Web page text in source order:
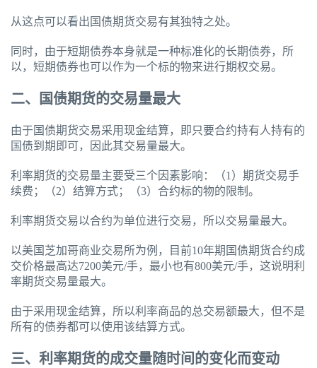
从这点可以看出国债期货交易有其独特之处。
同时，由于短期债券本身就是一种标准化的长期债券，所
以，短期债券也可以作为一个标的物来进行期权交易。
二、国债期货的交易量最大
由于国债期货交易采用现金结算，即只要合约持有人持有的
国债到期即可，因此其交易量最大。
利率期货的交易量主要受三个因素影响：（1）期货交易手
续费；（2）结算方式；（3）合约标的物的限制。
利率期货交易以合约为单位进行交易，所以交易量最大。
以美国芝加哥商业交易所为例，目前10年期国债期货合约成
交价格最高达7200美元/手，最小也有800美元/手，这说明利
率期货交易量最大。
由于采用现金结算，所以利率商品的总交易额最大，但不是
所有的债券都可以使用该结算方式。
三、利率期货的成交量随时间的变化而变动